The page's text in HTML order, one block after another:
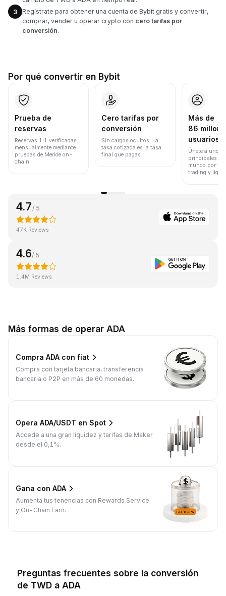
3
Regístrate para obtener una cuenta de Bybit gratis y convertir,
comprar, vender u operar crypto con cero tarifas por
conversión.
Por qué convertir en Bybit
Prueba de
reservas
Reservas 1:1 verificadas
mensualmente mediante
pruebas de Merkle on-
chain.
Cero tarifas por
conversión
Sin cargos ocultos. La
tasa cotizada es la tasa
final que pagas.
Más de
86
usuarios
Únete a uno
principales
mundo por
trading y
4.7 / 5
47K Reviews
4.6/ 5
1.4M Reviews
Más formas de operar ADA
Compra ADA con fiat
Compra con tarjeta bancaria, transferencia
bancaria o P2P en más de 60 monedas.
Opera ADA/USDT en Spot
Accede a una gran liquidez y tarifas de Maker
desde el 0,1%.
Gana con ADA
Aumenta tus tenencias con Rewards Service
y On-Chain Earn.
Preguntas frecuentes sobre la conversión
de TWD a ADA